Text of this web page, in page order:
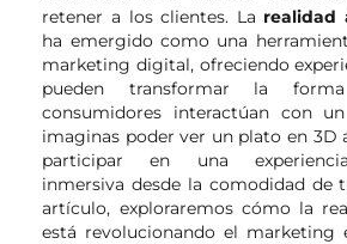
retener a los clientes. La realidad
ha emergido como una
marketing digital, ofreciendo
pueden transformar la
consumidores interactúan con un
imaginas poder ver un plato en 3D
participar en una
inmersiva desde la comodidad de
artículo, exploraremos cómo la
está revolucionando el marketing